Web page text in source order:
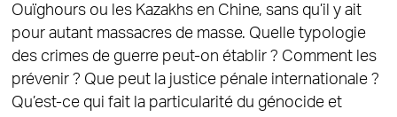
Ouïghours ou les Kazakhs en Chine, sans qu’il y ait
pour autant massacres de masse. Quelle typologie
des crimes de guerre peut-on établir ? Comment les
prévenir ? Que peut la justice pénale internationale ?
Qu’est-ce qui fait la particularité du génocide et